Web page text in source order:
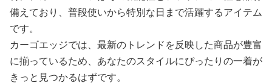
備えており、普段使いから特別な日まで活躍するアイテム
です。
カーゴエッジでは、最新のトレンドを反映した商品が豊富
に揃っているため、あなたのスタイルにぴったりの一着が
きっと見つかるはずです。